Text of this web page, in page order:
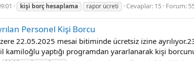
kişi borç hesaplama rapor ücreti Cevaplar: 15 Forum:
Personel Kişi Borcu
22.05.2025 mesai bitiminde ücretsiz izine
kamiloğlu yaptığı programdan yararlanarak kişi